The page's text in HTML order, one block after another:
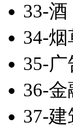
33-酒
34-
35-广
36-
37-建